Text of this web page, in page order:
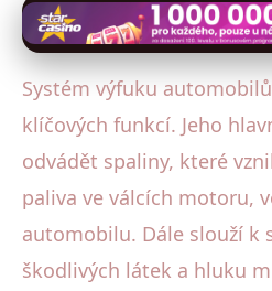
Systém výfuku
klíčových funkcí. Jeho
odvádět spaliny, které
paliva ve válcích motoru,
automobilu. Dále slouží k
škodlivých látek a hluku